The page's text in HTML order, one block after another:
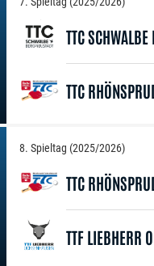
TTC
TTC
8. Spieltag (2025/2026)
TTC
TTF LIEBHERR